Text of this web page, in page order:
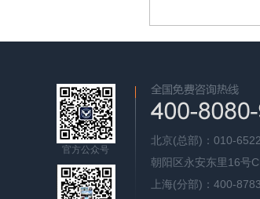
官方公众号
北京(总部)：010-
朝阳区永安东里16号
上海(分部)：400-